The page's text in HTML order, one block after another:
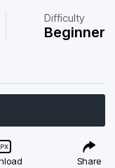
Difficulty
Beginner
Share